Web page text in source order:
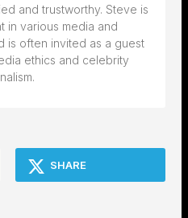
and trustworthy. Steve is
in various media and
is often invited as a guest
ethics and celebrity
SHARE